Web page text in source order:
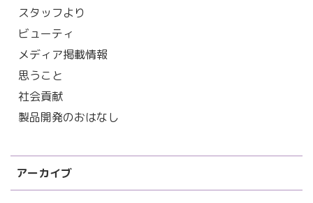
スタッフより
ビューティ
メディア掲載情報
思うこと
社会貢献
製品開発のおはなし
アーカイブ